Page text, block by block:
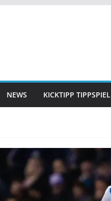
NEWS KICKTIPP TIPPSPIEL